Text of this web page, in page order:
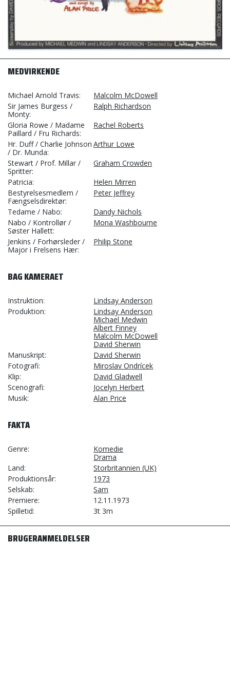
MEDVIRKENDE
Michael Arnold Travis
Malcolm McDowell
Sir James Burgess /
Monty
Ralph Richardson
Gloria Rowe / Madame
Paillard / Fru Richards
Rachel Roberts
Hr. Duff / Charlie Johnson
/ Dr. Munda
Arthur Lowe
Stewart / Prof. Millar /
Spritter
Graham Crowden
Patricia
Helen Mirren
Bestyrelsesmedlem /
Fængselsdirektør
Peter Jeffrey
Tedame / Nabo
Dandy Nichols
Nabo / Kontrollør /
Søster Hallett
Mona Washbourne
Jenkins / Forhørsleder /
Major i Frelsens Hær
Philip Stone
BAG KAMERAET
Instruktion
Lindsay Anderson
Produktion
Lindsay Anderson
Michael Medwin
Albert Finney
Malcolm McDowell
David Sherwin
Manuskript
David Sherwin
Fotografi
Miroslav Ondrícek
Klip
David Gladwell
Scenografi
Jocelyn Herbert
Musik
Alan Price
FAKTA
Genre
Komedie
Drama
Land
Storbritannien (UK)
Produktionsår
1973
Selskab
Sam
Premiere
12.11.1973
Spilletid
3t 3m
BRUGERANMELDELSER